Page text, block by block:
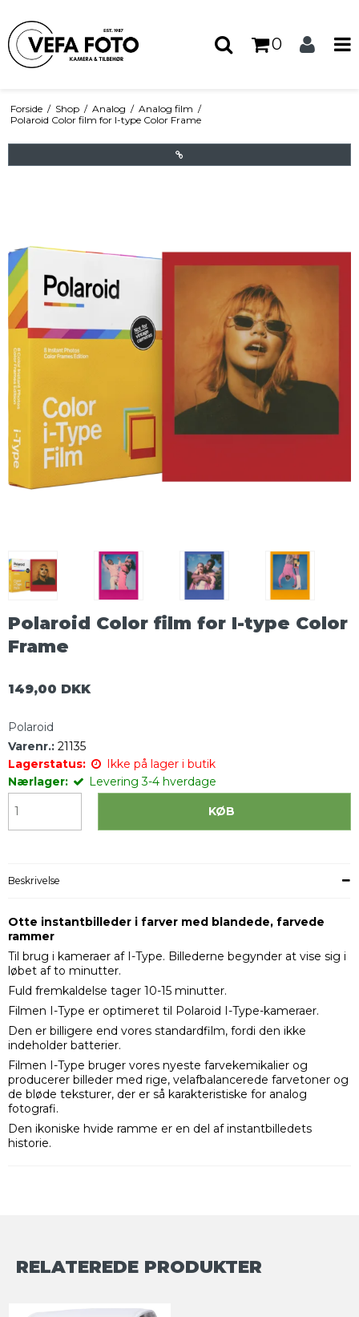
0
Forside / Shop / Analog / Analog film /
Polaroid Color film for I-type Color Frame
Polaroid Color film for I-type Color
Frame
149,00 DKK
Polaroid
Varenr.: 21135
Lagerstatus:
Ikke på lager i butik
Nærlager:
Levering 3-4 hverdage
KØB
Beskrivelse
Otte instantbilleder i farver med blandede, farvede
rammer
Til brug i kameraer af I-Type. Billederne begynder at vise sig i
løbet af to minutter.
Fuld fremkaldelse tager 10-15 minutter.
Filmen I-Type er optimeret til Polaroid I-Type-kameraer.
Den er billigere end vores standardfilm, fordi den ikke
indeholder batterier.
Filmen I-Type bruger vores nyeste farvekemikalier og
producerer billeder med rige, velafbalancerede farvetoner og
de bløde teksturer, der er så karakteristiske for analog
fotografi.
Den ikoniske hvide ramme er en del af instantbilledets
historie.
RELATEREDE PRODUKTER